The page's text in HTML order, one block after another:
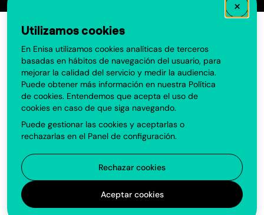
×
Utilizamos cookies
En Enisa utilizamos cookies analíticas de terceros
basadas en hábitos de navegación del usuario, para
mejorar la calidad del servicio y medir la audiencia.
Puede obtener más información en nuestra Política
de cookies. Entendemos que acepta el uso de
cookies en caso de que siga navegando.
Puede gestionar las cookies y aceptarlas o
rechazarlas en el Panel de configuración.
Aceptar cookies
Rechazar cookies